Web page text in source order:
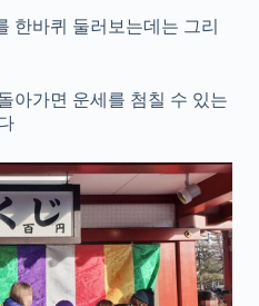
한바퀴 둘러보는데는 그리
아가면 운세를 첨칠 수 있는